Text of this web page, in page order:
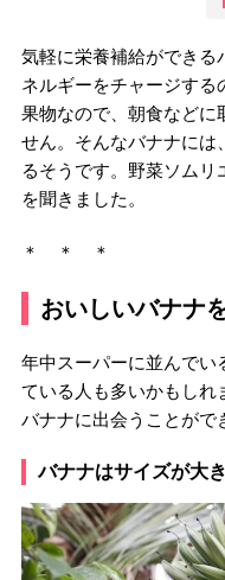
気軽に栄養補給ができる
ネルギーをチャージする
果物なので、朝食などに
せん。そんなバナナには
るそうです。野菜ソム
を聞きました。
＊ ＊ ＊
おいしいバナナ
年中スーパーに並んでい
ている人も多いかもしれ
バナナに出会うことがで
バナナはサイズが大